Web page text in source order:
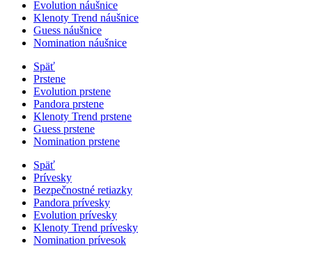
Evolution náušnice
Klenoty Trend náušnice
Guess náušnice
Nomination náušnice
Späť
Prstene
Evolution prstene
Pandora prstene
Klenoty Trend prstene
Guess prstene
Nomination prstene
Späť
Prívesky
Bezpečnostné retiazky
Pandora prívesky
Evolution prívesky
Klenoty Trend prívesky
Nomination prívesok